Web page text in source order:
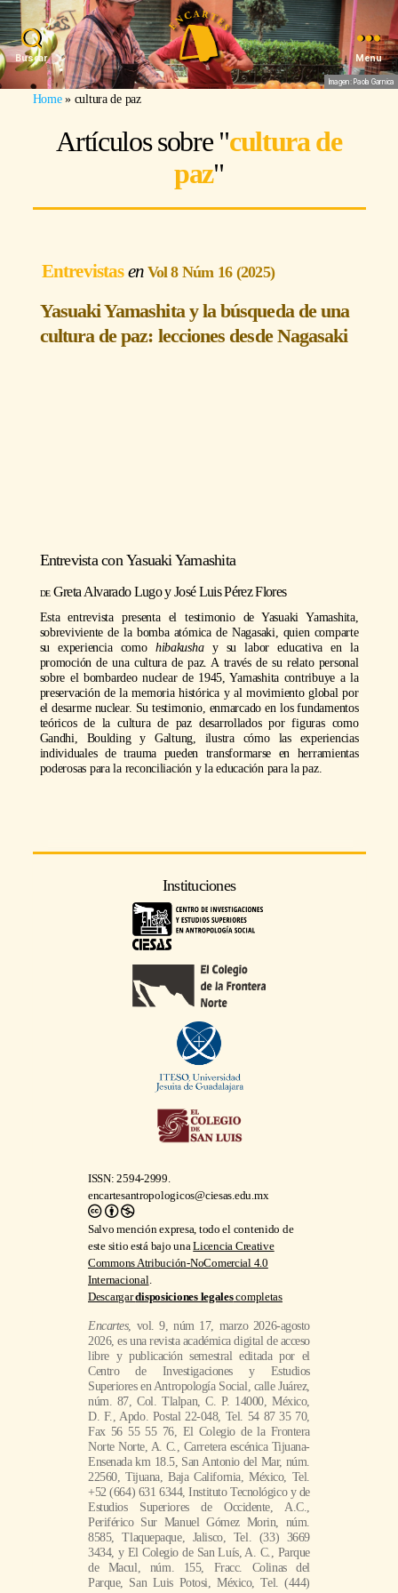
Buscar Menu
Imagen: Paola Garnica
Home» cultura de paz
Artículos sobre "cultura de
paz"
Entrevistas Vol 8 Núm 16 (2025)
Yasuaki Yamashita y la búsqueda de una
cultura de paz: lecciones desde Nagasaki
https://youtu.be/5sRSNZMLHps
Entrevista conYasuaki Yamashita
Greta Alvarado LugoyJosé Luis Pérez Flores
Esta entrevista presenta el testimonio de Yasuaki Yamashita,
sobreviviente de la bomba atómica de Nagasaki, quien comparte
su experiencia como hibakushay su labor educativa en la
promoción de una cultura de paz. A través de su relato personal
sobre el bombardeo nuclear de 1945, Yamashita contribuye a la
preservación de la memoria histórica y al movimiento global por
el desarme nuclear. Su testimonio, enmarcado en los fundamentos
teóricos de la cultura de paz desarrollados por figuras como
Gandhi, Boulding y Galtung, ilustra cómo las experiencias
individuales de trauma pueden transformarse en herramientas
poderosas para la reconciliación y la educación para la paz.
Instituciones
ISSN: 2594-2999.
encartesantropologicos@ciesas.edu.mx
Salvo mención expresa, todo el contenido de
este sitio está bajo unaLicencia Creative
Commons Atribución-NoComercial 4.0
Internacional.
Descargardisposiciones legalescompletas
Encartes, vol. 9, núm 17, marzo 2026-agosto
2026, es una revista académica digital de acceso
libre y publicación semestral editada por el
Centro de Investigaciones y Estudios
Superiores en Antropología Social, calle Juárez,
núm. 87, Col. Tlalpan, C. P. 14000, México,
D. F., Apdo. Postal 22-048, Tel. 54 87 35 70,
Fax 56 55 55 76, El Colegio de la Frontera
Norte Norte, A. C., Carretera escénica Tijuana-
Ensenada km 18.5, San Antonio del Mar, núm.
22560, Tijuana, Baja California, México, Tel.
+52 (664) 631 6344, Instituto Tecnológico y de
Estudios Superiores de Occidente, A.C.,
Periférico Sur Manuel Gómez Morin, núm.
8585, Tlaquepaque, Jalisco, Tel. (33) 3669
3434, y El Colegio de San Luís, A. C., Parque
de Macul, núm. 155, Fracc. Colinas del
Parque, San Luis Potosi, México, Tel. (444)